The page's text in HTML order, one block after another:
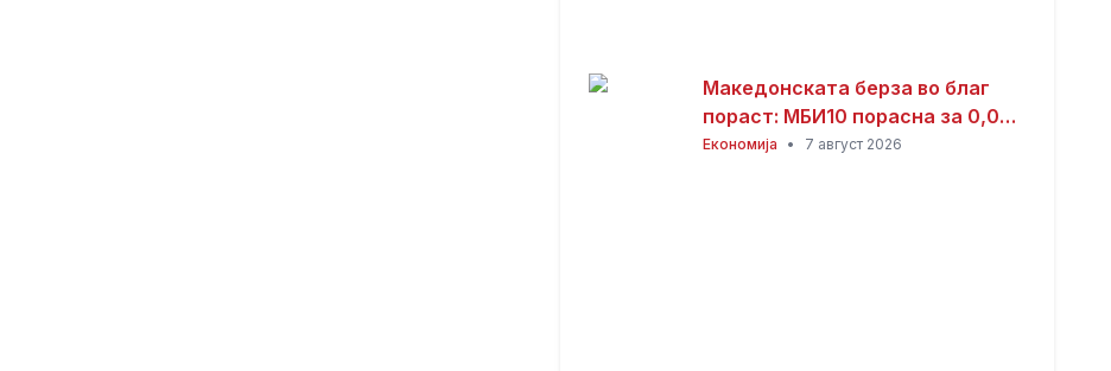
Македонската берза во благ
пораст: МБИ10 порасна за 0,08
отсто, најтргувани акциите на
Економија • 7 август 2026